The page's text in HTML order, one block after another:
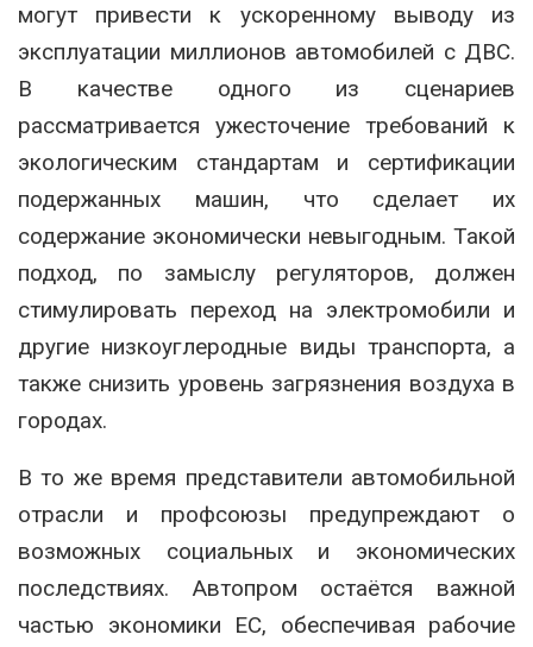
могут привести к ускоренному выводу из
эксплуатации миллионов автомобилей с ДВС.
В качестве одного из сценариев
рассматривается ужесточение требований к
экологическим стандартам и сертификации
подержанных машин, что сделает их
содержание экономически невыгодным. Такой
подход, по замыслу регуляторов, должен
стимулировать переход на электромобили и
другие низкоуглеродные виды транспорта, а
также снизить уровень загрязнения воздуха в
городах.
В то же время представители автомобильной
отрасли и профсоюзы предупреждают о
возможных социальных и экономических
последствиях. Автопром остаётся важной
частью экономики ЕС, обеспечивая рабочие